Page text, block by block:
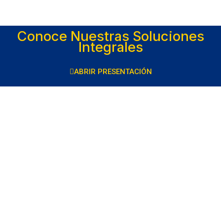
Conoce Nuestras Soluciones
Integrales
ABRIR PRESENTACIÓN